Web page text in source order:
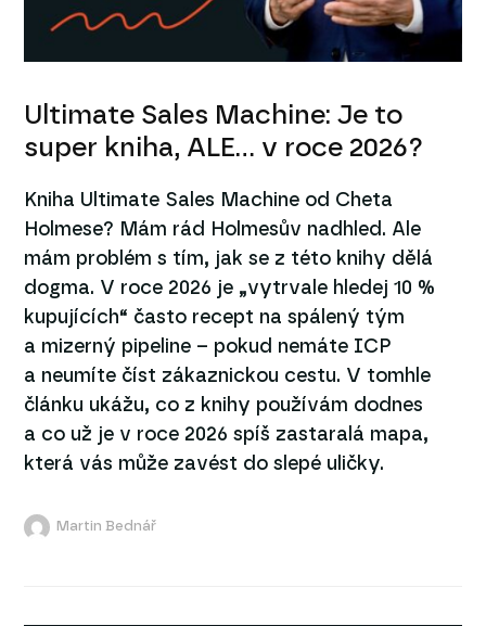
Ultimate Sales Machine: Je to
super kniha, ALE… v roce 2026?
Kniha Ultimate Sales Machine od Cheta
Holmese? Mám rád Holmesův nadhled. Ale
mám problém s tím, jak se z této knihy dělá
dogma. V roce 2026 je „vytrvale hledej 10 %
kupujících“ často recept na spálený tým
a mizerný pipeline – pokud nemáte ICP
a neumíte číst zákaznickou cestu. V tomhle
článku ukážu, co z knihy používám dodnes
a co už je v roce 2026 spíš zastaralá mapa,
která vás může zavést do slepé uličky.
Martin Bednář